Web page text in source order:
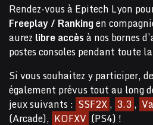
Rendez-vous à Epitech Lyon
Freeplay / Rankingen
aurez libre accèsà nos bornes
postes consoles pendant toute
Si vous souhaitez y participer,
également prévus tout au long
jeux suivants : SSF2X, 3.3,
(Arcade), KOFXV (PS4) !